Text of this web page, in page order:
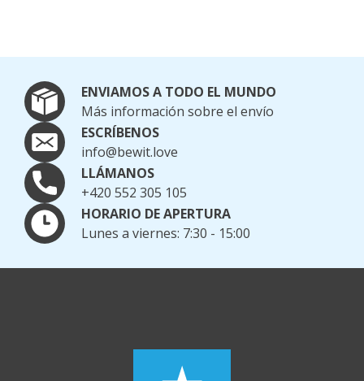
ENVIAMOS A TODO EL MUNDO
Más información sobre el envío
ESCRÍBENOS
info@bewit.love
LLÁMANOS
+420 552 305 105
HORARIO DE APERTURA
Lunes a viernes: 7:30 - 15:00